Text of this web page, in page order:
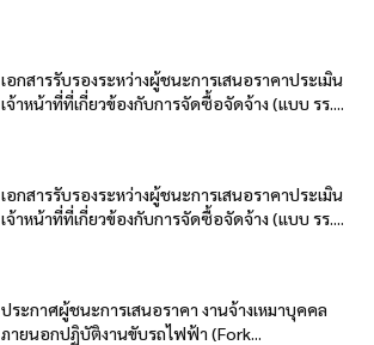
เอกสารรับรองระหว่างผู้ชนะการเสนอราคาประเมิน
เจ้าหน้าที่ที่เกี่ยวข้องกับการจัดซื้อจัดจ้าง (แบบ รร....
เอกสารรับรองระหว่างผู้ชนะการเสนอราคาประเมิน
เจ้าหน้าที่ที่เกี่ยวข้องกับการจัดซื้อจัดจ้าง (แบบ รร....
ประกาศผู้ชนะการเสนอราคา งานจ้างเหมาบุคคล
ภายนอกปฏิบัติงานขับรถไฟฟ้า (Fork...